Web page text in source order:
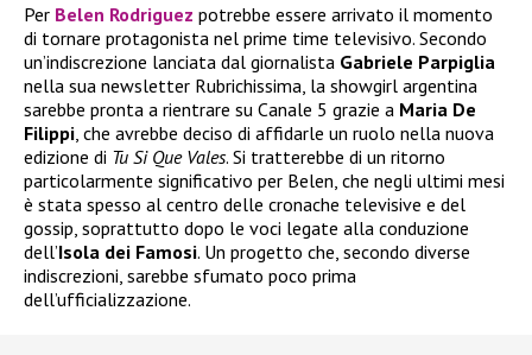
Per Belen Rodriguez potrebbe essere arrivato il momento
di tornare protagonista nel prime time televisivo. Secondo
un’indiscrezione lanciata dal giornalista Gabriele Parpiglia
nella sua newsletter Rubrichissima, la showgirl argentina
sarebbe pronta a rientrare su Canale 5 grazie a Maria De
Filippi , che avrebbe deciso di affidarle un ruolo nella nuova
edizione di Tu Si Que Vales. Si tratterebbe di un ritorno
particolarmente significativo per Belen, che negli ultimi mesi
è stata spesso al centro delle cronache televisive e del
gossip, soprattutto dopo le voci legate alla conduzione
dell’Isola dei Famosi. Un progetto che, secondo diverse
indiscrezioni, sarebbe sfumato poco prima
dell’ufficializzazione.